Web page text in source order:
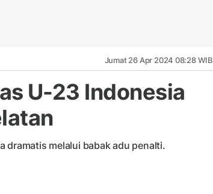
Jumat 26 Apr 2024 08:28 WIB
U-23 Indonesia
dramatis melalui babak adu penalti.